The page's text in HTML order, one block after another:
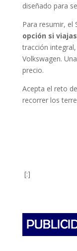
diseñado para
Para resumir, el
opción si viajas
tracción
Volkswagen.
precio.
Acepta el reto
recorrer los
[:]